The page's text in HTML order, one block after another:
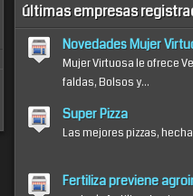
últimas empresas
Novedades Mujer
Mujer Virtuosa le ofrece
faldas, Bolsos y...
Super Pizza
Las mejores pizzas,
Fertiliza previene